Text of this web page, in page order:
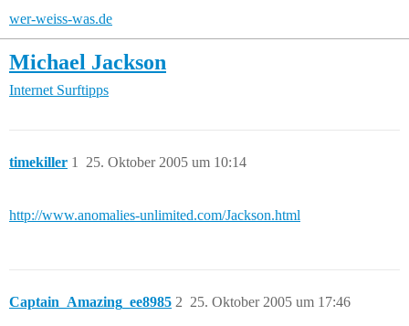
wer-weiss-was.de
Michael Jackson
Internet Surftipps
timekiller 25. Oktober 2005 um 10:14
1
http://www.anomalies-unlimited.com/Jackson.html
Captain_Amazing_ee8985 25. Oktober 2005 um 17:46
2